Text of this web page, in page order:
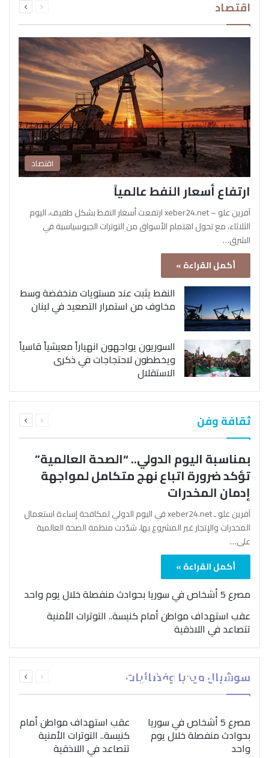
اقتصاد الصفحةالصفحة
اقتصاد
ارتفاع أسعار النفط عالمياً
آفرين علو – xeber24.net ارتفعت أسعار النفط بشكل طفيف، اليوم
الثلاثاء، مع تحول اهتمام الأسواق من التوترات الجيوسياسية في
الشرق…
أكمل القراءة »
النفط يثبت عند مستويات منخفضة وسط
مخاوف من استمرار التصعيد في لبنان
السوريون يواجهون انهياراً معيشياً قاسياً
ويخططون لاحتجاجات في ذكرى
الاستقلال
ثقافة وفن الصفحةالصفحة
بمناسبة اليوم الدولي.. “الصحة العالمية”
تؤكد ضرورة اتباع نهج متكامل لمواجهة
إدمان المخدرات
آفرين علو ـ xeber24.net في اليوم الدولي لمكافحة إساءة استعمال
المخدرات والإتجار غير المشروع بها، شدّدت منظمة الصحة العالمية
على…
أكمل القراءة »
مصرع 5 أشخاص في سوريا بحوادث منفصلة خلال يوم واحد
عقب استهداف مواطن أمام كنيسة.. التوترات الأمنية
تتصاعد في اللاذقية
سوشيال ميديا وفضائيات الصفحةالصفحة
بمناسبة اليوم الدولي..
“الصحة العالمية” تؤكد
ضرورة اتباع نهج متكامل
لمواجهة إدمان المخدرات
مصرع 5 أشخاص في سوريا
بحوادث منفصلة خلال يوم
واحد
عقب استهداف مواطن أمام
كنيسة.. التوترات الأمنية
تتصاعد في اللاذقية